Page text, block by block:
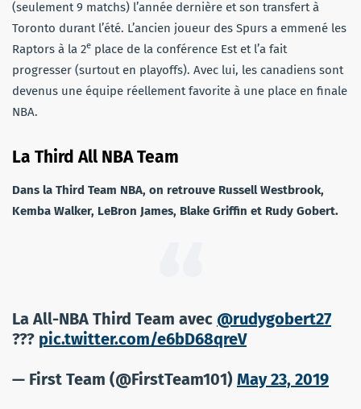
(seulement 9 matchs) l’année dernière et son transfert à
Toronto durant l’été. L’ancien joueur des Spurs a emmené les
Raptors à la 2e place de la conférence Est et l’a fait
progresser (surtout en playoffs). Avec lui, les canadiens sont
devenus une équipe réellement favorite à une place en finale
NBA.
La Third All NBA Team
Dans la Third Team NBA, on retrouve Russell Westbrook,
Kemba Walker, LeBron James, Blake Griffin et Rudy Gobert.
La All-NBA Third Team avec @rudygobert27
??? pic.twitter.com/e6bD68qreV
— First Team (@FirstTeam101) May 23, 2019